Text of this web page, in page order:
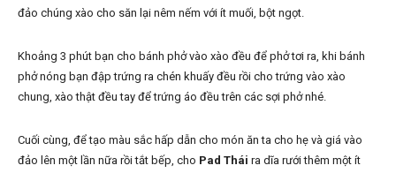
đảo chúng xào cho săn lại nêm nếm với ít muối, bột ngọt.
Khoảng 3 phút bạn cho bánh phở vào xào đều để phở tơi ra, khi bánh
phở nóng bạn đập trứng ra chén khuấy đều rồi cho trứng vào xào
chung, xào thật đều tay để trứng áo đều trên các sợi phở nhé.
Cuối cùng, để tạo màu sắc hấp dẫn cho món ăn ta cho hẹ và giá vào
đảo lên một lần nữa rồi tắt bếp, cho Pad Thái ra dĩa rưới thêm một ít